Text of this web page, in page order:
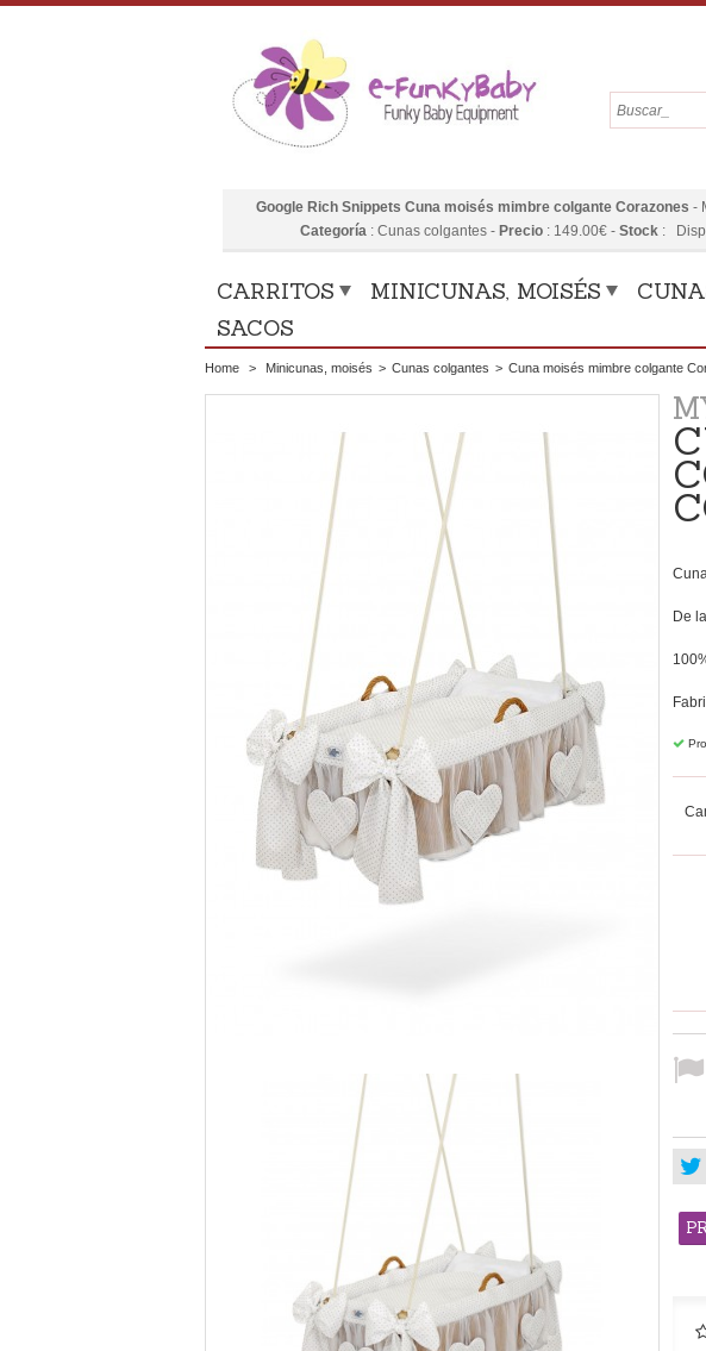
Google Rich Snippets Cuna moisés mimbre colgante Corazones -
Categoría: Cunas colgantes- Precio: 149.00€ - Stock:
CARRITOS MINICUNAS, MOISÉS
SACOS
Home > Minicunas, moisés > Cunas colgantes > Cuna moisés mimbre colgante
De